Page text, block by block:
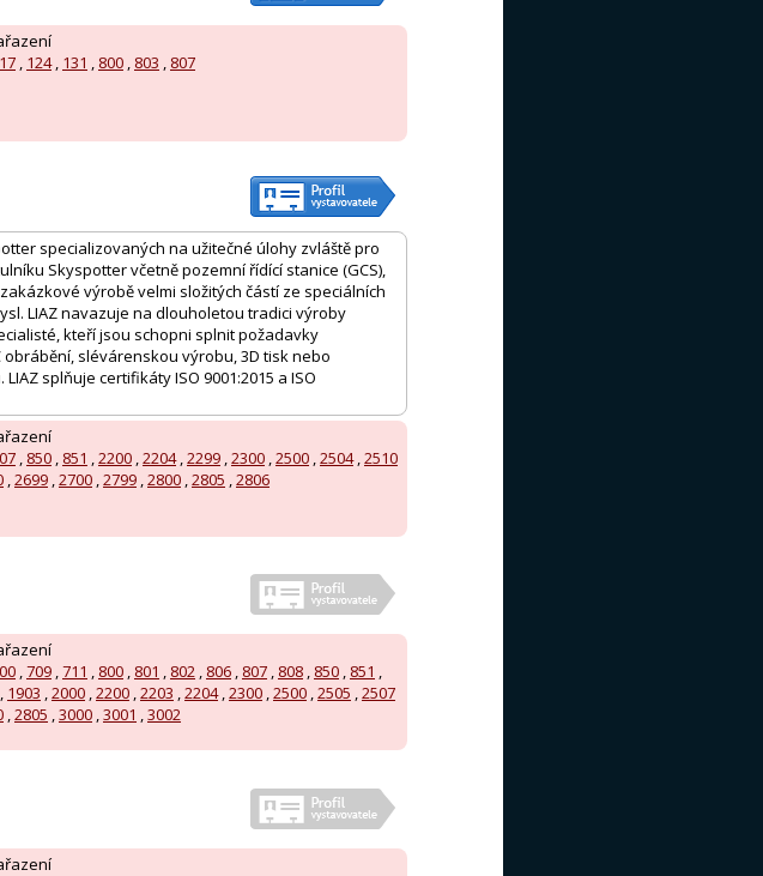
, 124, 131 , 800 , 803 , 807
specializovaných na užitečné úlohy zvláště pro
Skyspotter včetně pozemní řídící stanice (GCS),
výrobě velmi složitých částí ze speciálních
LIAZ navazuje na dlouholetou tradici výroby
kteří jsou schopni splnit požadavky
slévárenskou výrobu, 3D tisk nebo
splňuje certifikáty ISO 9001:2015 a ISO
, 850 , 851 ,2200 ,2204,2299 ,2300 ,2500 ,2504,2510
,2699 ,2700 ,2799 ,2800 ,2805 ,2806
,709 ,711 , 800 , 801 , 802 , 806 , 807 , 808 , 850 , 851 ,
, 1903 ,2000 ,2200 ,2203 ,2204,2300 ,2500 ,2505 ,2507
,2805 ,3000 ,3001 ,3002